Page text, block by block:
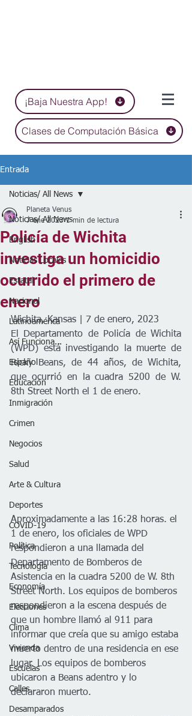
¡Baja Nuestra App!
Clases de Computación Básica
Entrada
Noticias/ All News
English
Noticias Locales
Estatal
Nacional
Latinoamérica
Así Funciona...
Español
Educación
Inmigración
Crimen
Negocios
Salud
Arte & Cultura
Deportes
COVID-19
Política
Tecnología
Economía
Elecciones
Clima
Vivienda
Escuelas
Calles
Desamparados
Noticias/ All News
Policía de Wichita
investiga un homicidio
ocurrido el primero de
enero
Planeta Venus
7 ene 2023 1 min de lectura
Wichita, Kansas | 7 de enero, 2023
El Departamento de Policía de Wichita
(WPD) está investigando la muerte de
Ricky Beans, de 44 años, de Wichita,
que ocurrió en la cuadra 5200 de W.
8th Street North el 1 de enero.
Aproximadamente a las 16:28 horas. el
1 de enero, los oficiales de WPD
respondieron a una llamada del
Departamento de Bomberos de
Asistencia en la cuadra 5200 de W. 8th
Street North. Los equipos de bomberos
respondieron a la escena después de
que un hombre llamó al 911 para
informar que creía que su amigo estaba
muerto dentro de una residencia en ese
lugar. Los equipos de bomberos
ubicaron a Beans adentro y lo
declararon muerto.